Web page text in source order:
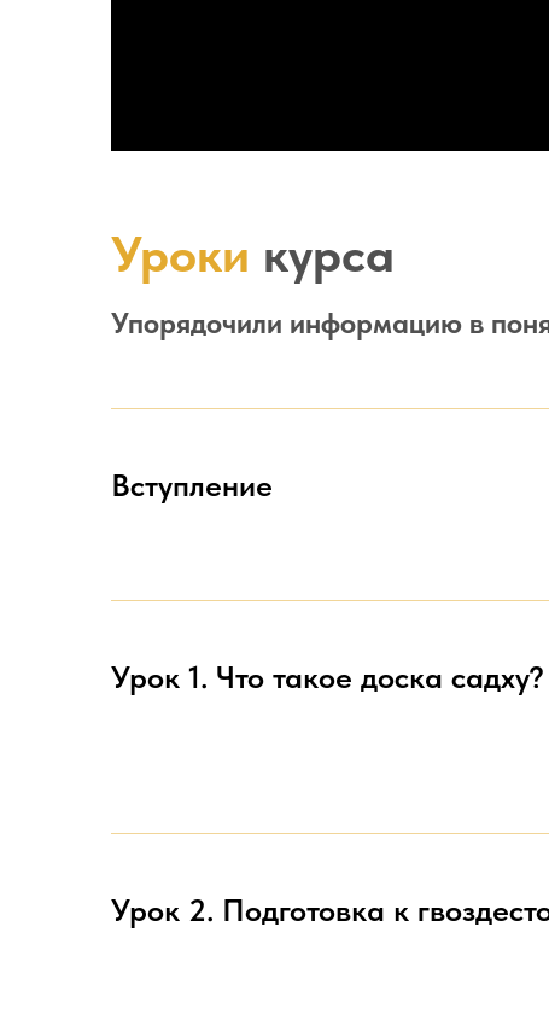
Уроки курса
Упорядочили информацию в
Вступление
Урок 1. Что такое доска садху?
Урок 2. Подготовка к